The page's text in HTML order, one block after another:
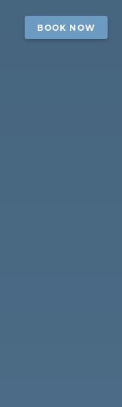
BOOK NOW